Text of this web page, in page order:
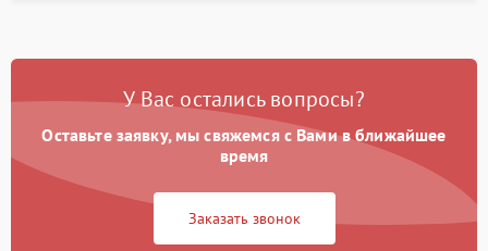
У Вас остались вопросы?
Оставьте заявку, мы свяжемся с Вами в ближайшее
время
Заказать звонок